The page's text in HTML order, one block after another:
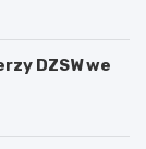
DZSW we